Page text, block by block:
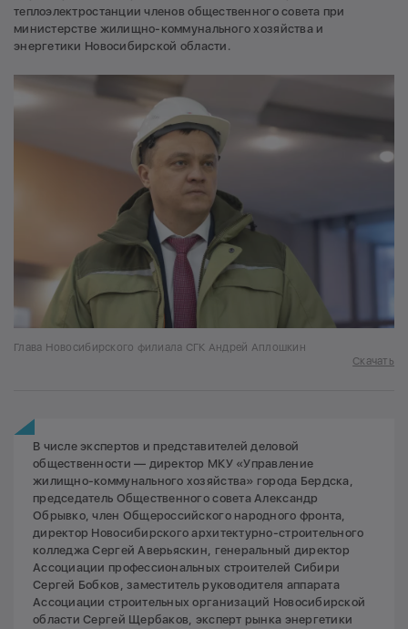
теплоэлектростанции членов общественного совета при
министерстве жилищно-коммунального хозяйства и
энергетики Новосибирской области.
Глава Новосибирского филиала СГК Андрей Аплошкин
Скачать
В числе экспертов и представителей деловой
общественности — директор МКУ «Управление
жилищно-коммунального хозяйства» города Бердска,
председатель Общественного совета Александр
Обрывко, член Общероссийского народного фронта,
директор Новосибирского архитектурно-строительного
колледжа Сергей Аверьяскин, генеральный директор
Ассоциации профессиональных строителей Сибири
Сергей Бобков, заместитель руководителя аппарата
Ассоциации строительных организаций Новосибирской
области Сергей Щербаков, эксперт рынка энергетики